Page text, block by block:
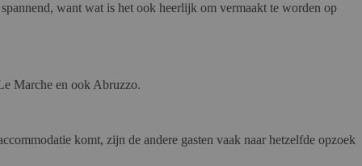
want wat is het ook heerlijk om vermaakt te worden op
Marche en ook Abruzzo.
komt, zijn de andere gasten vaak naar hetzelfde opzoek